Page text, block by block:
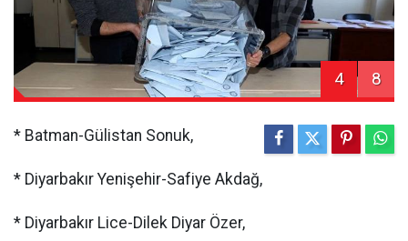
4 8
* Batman-Gülistan Sonuk,
* Diyarbakır Yenişehir-Safiye Akdağ,
* Diyarbakır Lice-Dilek Diyar Özer,